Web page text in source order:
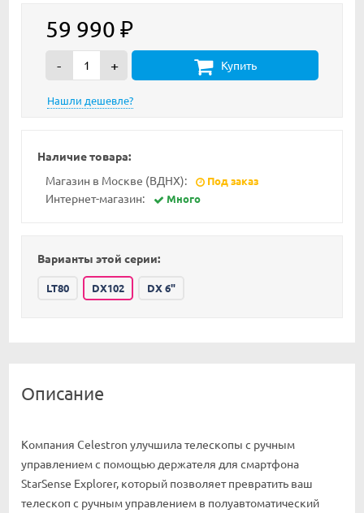
59 990 ₽
- + Купить
Наличие товара:
Магазин в Москве (ВДНХ):
Под заказ
Интернет-магазин: Много
Варианты этой серии:
LT80 DX102 DX 6"
Описание
Компания Celestron улучшила телескопы с ручным
управлением с помощью держателя для смартфона
StarSense Explorer, который позволяет превратить ваш
телескоп с ручным управлением в полуавтоматический